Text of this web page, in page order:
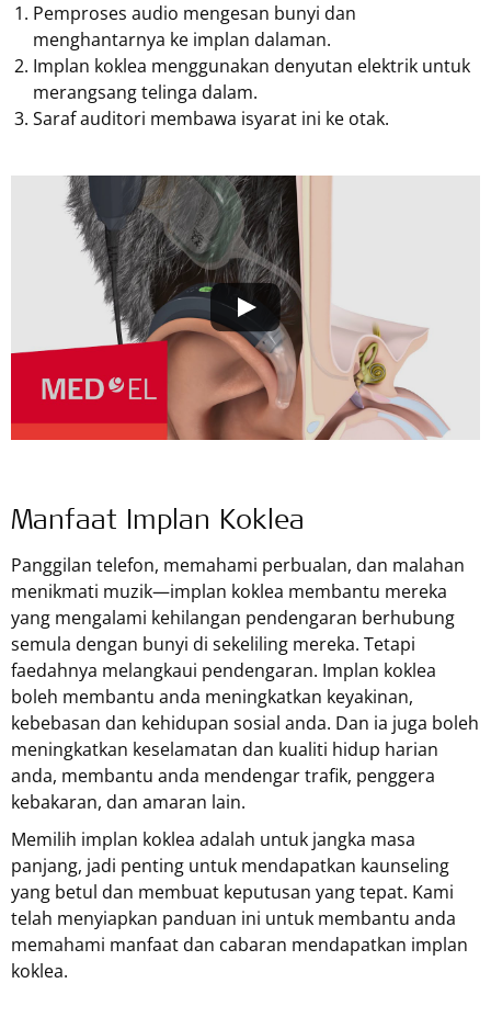
Pemproses audio mengesan bunyi dan
menghantarnya ke implan dalaman.
Implan koklea menggunakan denyutan elektrik untuk
merangsang telinga dalam.
Saraf auditori membawa isyarat ini ke otak.
Manfaat Implan Koklea
Panggilan telefon, memahami perbualan, dan malahan
menikmati muzik—implan koklea membantu mereka
yang mengalami kehilangan pendengaran berhubung
semula dengan bunyi di sekeliling mereka. Tetapi
faedahnya melangkaui pendengaran. Implan koklea
boleh membantu anda meningkatkan keyakinan,
kebebasan dan kehidupan sosial anda. Dan ia juga boleh
meningkatkan keselamatan dan kualiti hidup harian
anda, membantu anda mendengar trafik, penggera
kebakaran, dan amaran lain.
Memilih implan koklea adalah untuk jangka masa
panjang, jadi penting untuk mendapatkan kaunseling
yang betul dan membuat keputusan yang tepat. Kami
telah menyiapkan panduan ini untuk membantu anda
memahami manfaat dan cabaran mendapatkan implan
koklea.